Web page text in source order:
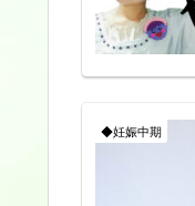
◆妊娠中期